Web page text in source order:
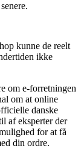
kunne de reelt
ikke
om e-forretningen
om at online
danske
af eksperter der
for at få
din ordre.